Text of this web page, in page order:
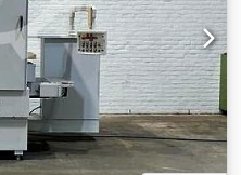
entre puntos: 1500 mm
DE LA MÁQUINA
de conexión: 15 kW
y peso Dimensiones
3700 × 1650 × 1900
kg EQUIPAMIENTO
Marcado CE